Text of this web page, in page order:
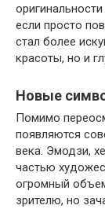
если просто
стал более
красоты, но и
Новые
Помимо
появляются
века. Эмодзи,
частью
огромный
зрителю, но